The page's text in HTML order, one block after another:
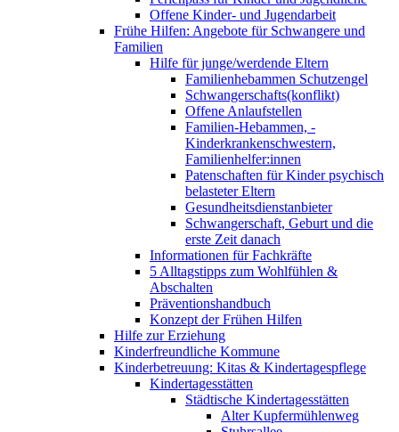
Offene Kinder- und Jugendarbeit
Frühe Hilfen: Angebote für Schwangere und
Familien
Hilfe für junge/werdende Eltern
Familienhebammen Schutzengel
Schwangerschafts(konflikt)
Offene Anlaufstellen
Familien-Hebammen, -
Kinderkrankenschwestern,
Familienhelfer:innen
Patenschaften für Kinder psychisch
belasteter Eltern
Gesundheitsdienstanbieter
Schwangerschaft, Geburt und die
erste Zeit danach
Informationen für Fachkräfte
5 Alltagstipps zum Wohlfühlen &
Abschalten
Präventionshandbuch
Konzept der Frühen Hilfen
Hilfe zur Erziehung
Kinderfreundliche Kommune
Kinderbetreuung: Kitas & Kindertagespflege
Kindertagesstätten
Städtische Kindertagesstätten
Alter Kupfermühlenweg